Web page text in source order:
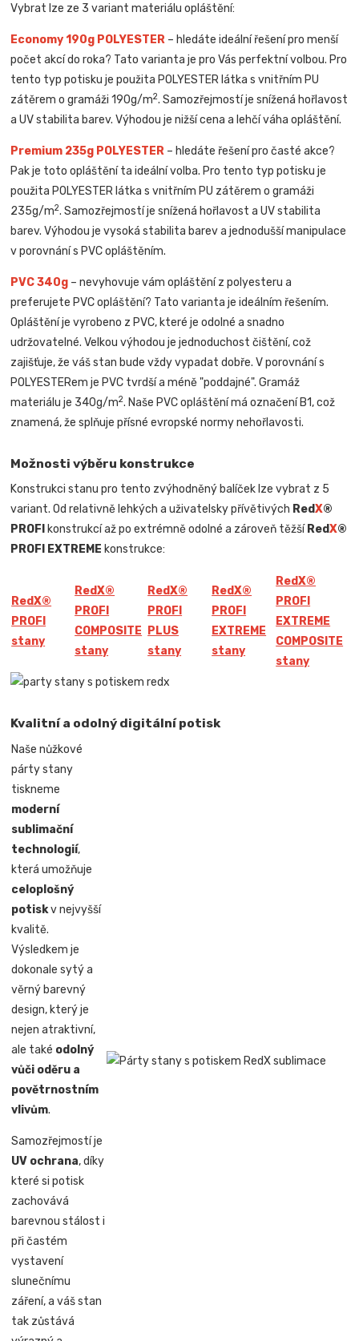
Vybrat lze ze 3 variant materiálu opláštění:
Economy 190g POLYESTER – hledáte ideální řešení pro menší
počet akcí do roka? Tato varianta je pro Vás perfektní volbou. Pro
tento typ potisku je použita POLYESTER látka s vnitřním PU
zátěrem o gramáži 190g/m2. Samozřejmostí je snížená hořlavost
a UV stabilita barev. Výhodou je nižší cena a lehčí váha opláštění.
Premium 235g POLYESTER – hledáte řešení pro časté akce?
Pak je toto opláštění ta ideální volba. Pro tento typ potisku je
použita POLYESTER látka s vnitřním PU zátěrem o gramáži
235g/m2. Samozřejmostí je snížená hořlavost a UV stabilita
barev. Výhodou je vysoká stabilita barev a jednodušší manipulace
v porovnání s PVC opláštěním.
PVC 340g – nevyhovuje vám opláštění z polyesteru a
preferujete PVC opláštění? Tato varianta je ideálním řešením.
Opláštění je vyrobeno z PVC, které je odolné a snadno
udržovatelné. Velkou výhodou je jednoduchost čištění, což
zajišťuje, že váš stan bude vždy vypadat dobře. V porovnání s
POLYESTERem je PVC tvrdší a méně "poddajné". Gramáž
materiálu je 340g/m2. Naše PVC opláštění má označení B1, což
znamená, že splňuje přísné evropské normy nehořlavosti.
Možnosti výběru konstrukce
Konstrukci stanu pro tento zvýhodněný balíček lze vybrat z 5
variant. Od relativně lehkých a uživatelsky přívětivých RedX®
PROFI konstrukcí až po extrémně odolné a zároveň těžší RedX®
PROFI EXTREME konstrukce:
RedX®
PROFI
stany
RedX®
PROFI
COMPOSITE
stany
RedX®
PROFI
PLUS
stany
RedX®
PROFI
EXTREME
stany
RedX®
PROFI
EXTREME
COMPOSITE
stany
Kvalitní a odolný digitální potisk
Naše nůžkové
párty stany
tiskneme
moderní
sublimační
technologií,
která umožňuje
celoplošný
potiskv nejvyšší
kvalitě.
Výsledkem je
dokonale sytý a
věrný barevný
design, který je
nejen atraktivní,
ale také odolný
vůči oděru a
povětrnostním
vlivům.
Samozřejmostí je
UV ochrana, díky
které si potisk
zachovává
barevnou stálost i
při častém
vystavení
slunečnímu
záření, a váš stan
tak zůstává